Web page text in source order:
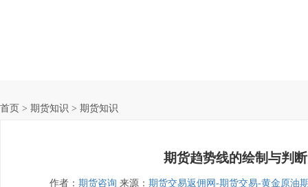
首页 > 期货知识 > 期货知识
期货趋势线的绘制与判断
作者： 期货咨询 来源： 期货交易返佣网-期货交易-黄金原油